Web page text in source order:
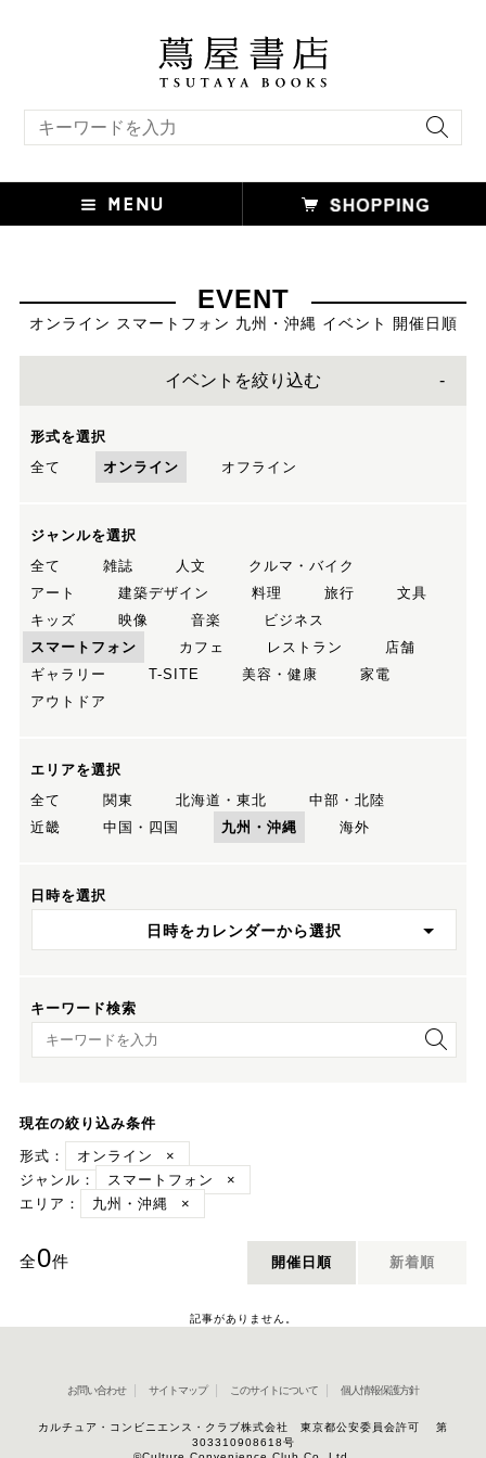
EVENT
オンライン スマートフォン 九州・沖縄 イベント 開催日順
イベントを絞り込む
形式を選択
全て
オンライン オフライン
ジャンルを選択
全て
雑誌 人文
クルマ・バイク
アート
建築デザイン 料理 旅行
文具
キッズ
映像 音楽
ビジネス
スマートフォン
カフェ レストラン
店舗
ギャラリー
T-SITE 美容・健康
家電
アウトドア
エリアを選択
全て
関東 北海道・東北
中部・北陸
近畿
中国・四国 九州・沖縄 海外
日時を選択
日時をカレンダーから選択
キーワード検索
キーワード検索
現在の絞り込み条件
形式：
オンライン
×
ジャンル：
スマートフォン
×
エリア：
九州・沖縄 ×
全0件 開催日順 新着順
記事がありません。
お問い合わせ サイトマップ このサイトについて 個人情報保護方針
カルチュア・コンビニエンス・クラブ株式会社 東京都公安委員会許可 第
303310908618号